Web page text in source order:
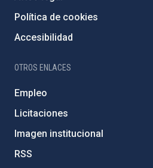
Política de cookies
Accesibilidad
OTROS ENLACES
Empleo
Licitaciones
Imagen institucional
RSS